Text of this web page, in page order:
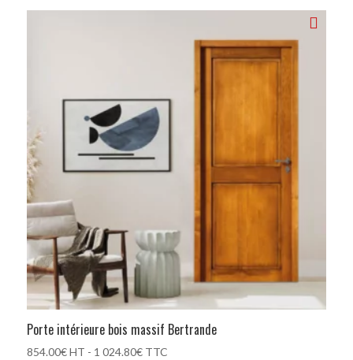
Porte intérieure bois massif Bertrande
854.00€ HT - 1 024.80€TTC